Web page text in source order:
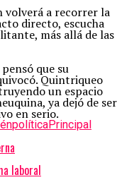
volverá a recorrer la
directo, escucha
más allá de las
que su
Quintriqueo
un espacio
ya dejó de ser
en serio.
políticaPrincipal
laboral